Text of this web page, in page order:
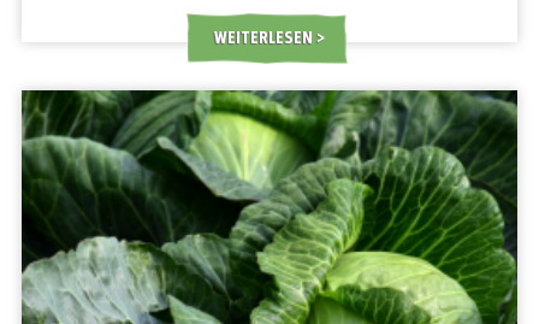
WEITERLESEN